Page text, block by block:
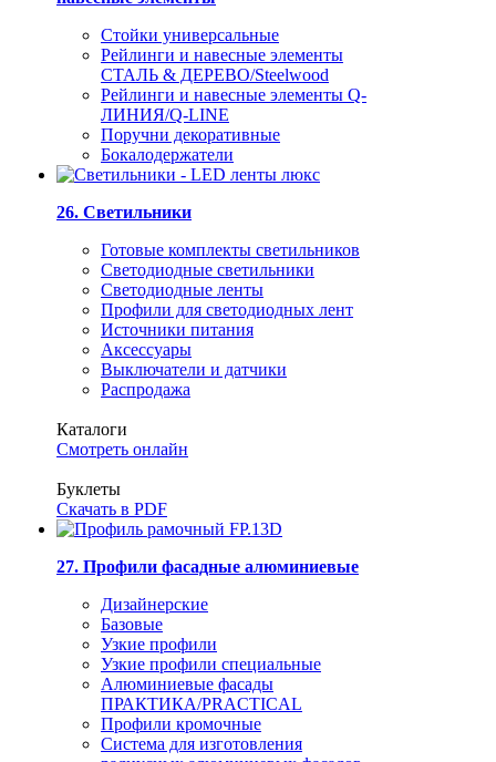
Стойки универсальные
Рейлинги и навесные элементы
СТАЛЬ & ДЕРЕВО/Steelwood
Рейлинги и навесные элементы Q-
ЛИНИЯ/Q-LINE
Поручни декоративные
Бокалодержатели
26. Светильники
Готовые комплекты светильников
Светодиодные светильники
Светодиодные ленты
Профили для светодиодных лент
Источники питания
Аксессуары
Выключатели и датчики
Распродажа
Каталоги
Смотреть онлайн
Буклеты
Скачать в PDF
27. Профили фасадные алюминиевые
Дизайнерские
Базовые
Узкие профили
Узкие профили специальные
Алюминиевые фасады
ПРАКТИКА/PRACTICAL
Профили кромочные
Система для изготовления